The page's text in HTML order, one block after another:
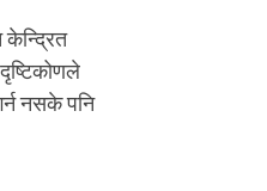
केन्द्रित
नसके पनि